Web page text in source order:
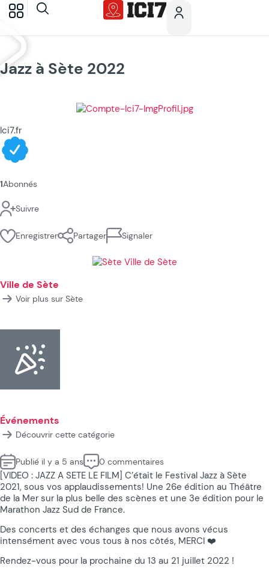
Jazz à Sète 2022
Ici7.fr
1Abonnés
Suivre
Enregistrer Partager Signaler
Ville de Sète
Voir plus sur Sète
Événements
Découvrir cette catégorie
Publié il y a 5 ans 0 commentaires
[VIDEO : JAZZ A SETE LE FILM] C’était le Festival Jazz à Sète
2021, sous vos applaudissements! Une 26e édition au Théâtre
de la Mer sur la plus belle des scènes et une 3e édition pour le
Marathon Jazz Sud de France.
Des concerts et des échanges que nous avons vécus
intensément avec vous tous à nos côtés, MERCI ❤️
Rendez-vous pour la prochaine du 13 au 21 juillet 2022 !